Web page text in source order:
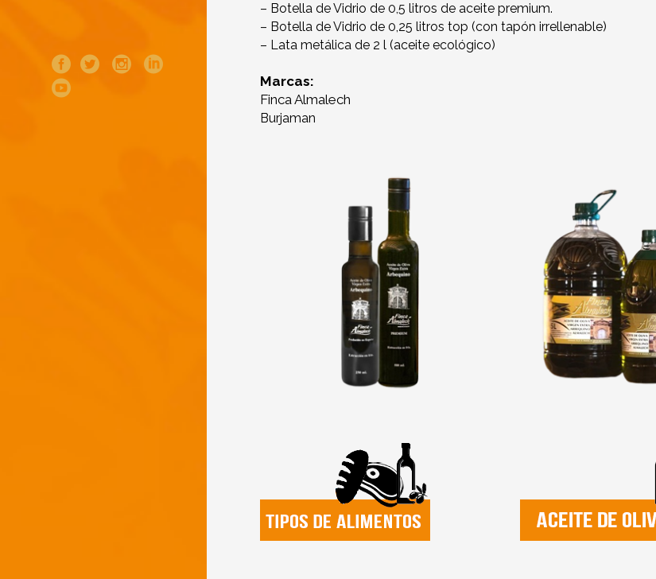
– Botella de Vidrio de 0,5 litros de aceite premium.
– Botella de Vidrio de 0,25 litros top (con tapón irrellenable)
– Lata metálica de 2 l (aceite ecológico)
Marcas:
Finca Almalech
Burjaman